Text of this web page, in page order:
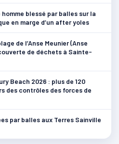
blessé par balles sur la
en marge d’un after yoles
de l’Anse Meunier (Anse
de déchets à Sainte-
Beach 2026 : plus de 120
des contrôles des forces de
par balles aux Terres Sainville